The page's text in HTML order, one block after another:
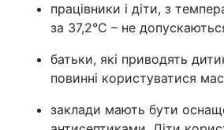
працівники і діти, з
за 37,2°C – не
батьки, які приводять
повинні користуватися
заклади мають бути